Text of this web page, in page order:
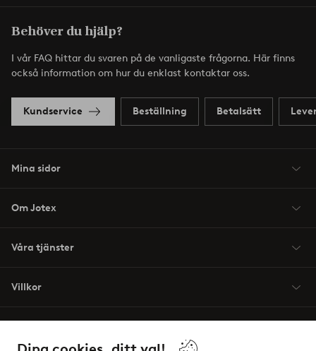
Behöver du hjälp?
I vår FAQ hittar du svaren på de vanligaste frågorna. Här finns
också information om hur du enklast kontaktar oss.
Kundservice Beställning Betalsätt
Mina sidor
Om Jotex
Våra tjänster
Villkor